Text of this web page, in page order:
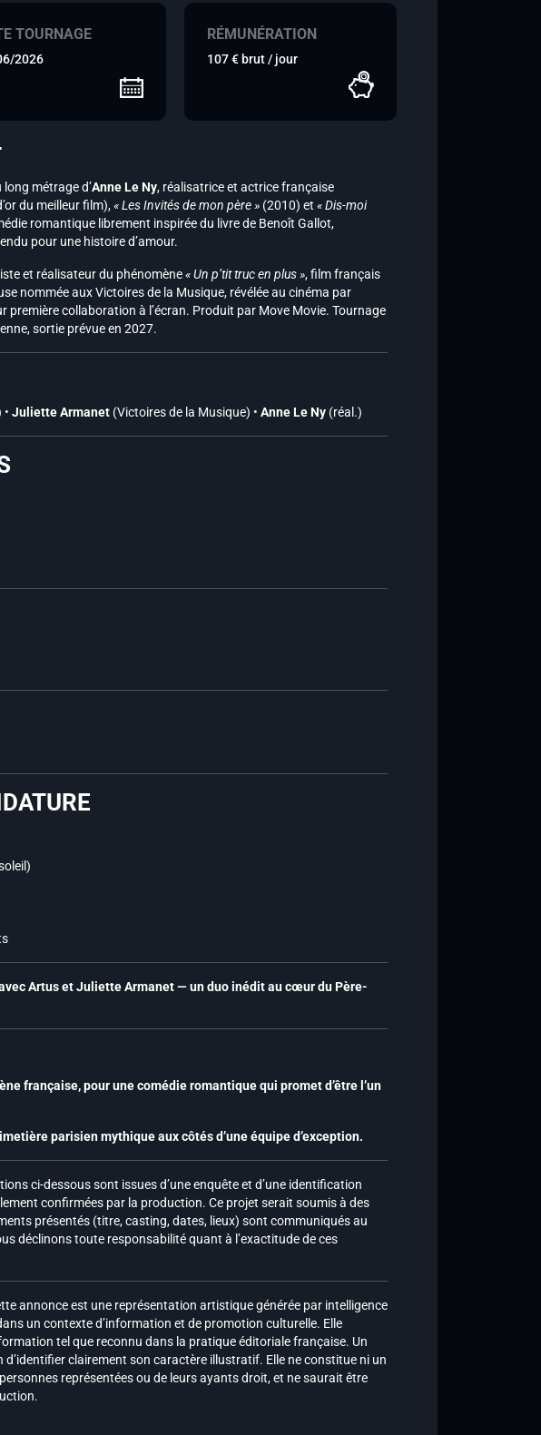
TOURNAGE
2026
RÉMUNÉRATION
107 € brut / jour
métrage d’Anne Le Ny, réalisatrice et actrice française
du meilleur film),« Les Invités de mon père » (2010) et « Dis-moi
romantique librement inspirée du livre de Benoît Gallot,
pour une histoire d’amour.
et réalisateur du phénomène« Un p’tit truc en plus », film français
nommée aux Victoires de la Musique, révélée au cinéma par
première collaboration à l’écran. Produit par Move Movie. Tournage
sortie prévue en 2027.
Juliette Armanet (Victoires de la Musique) • Anne Le Ny (réal.)
Artus et Juliette Armanet — un duo inédit au cœur du Père-
française, pour une comédie romantique qui promet d’être l’un
parisien mythique aux côtés d’une équipe d’exception.
ci-dessous sont issues d’une enquête et d’une identification
confirmées par la production. Ce projet serait soumis à des
présentés (titre, casting, dates, lieux) sont communiqués au
déclinons toute responsabilité quant à l’exactitude de ces
annonce est une représentation artistique générée par intelligence
un contexte d’information et de promotion culturelle. Elle
tel que reconnu dans la pratique éditoriale française. Un
clairement son caractère illustratif. Elle ne constitue ni un
représentées ou de leurs ayants droit, et ne saurait être